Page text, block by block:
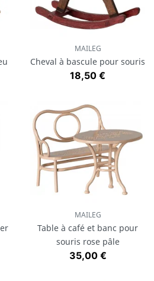
MAILEG
Cheval à bascule pour souris
Prix
18,50 €
MAILEG
Table à café et banc pour
souris rose pâle
Prix
35,00 €